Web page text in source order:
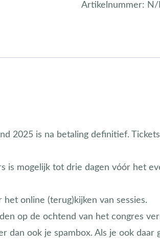
Artikelnummer: N/
2025 is na betaling definitief.
is mogelijk tot drie dagen vóór het
online (terug)kijken van sessies.
op de ochtend van het congres
dan ook je spambox. Als je ook